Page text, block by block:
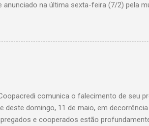
na última sexta-feira (7/2) pela
Guimarães, 455, no bairro Santo Antônio.
seja convertida em um
comunica o falecimento de seu
deste domingo, 11 de maio, em
e cooperados estão